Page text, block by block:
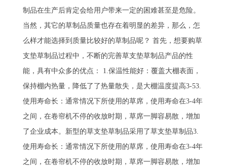
制品在生产后肯定会给用户带来一定的困难甚至是危险。
当然，其它的草制品质量也存在着明显的差异，那么，怎
么样才能选择到质量比较好的草制品呢？ 首先，想要购草
支垫草制品过程中，不断的完善草支垫草制品产品的性
能，具有中众多的优点： 1.保温性能好：覆盖大棚表面，
保持棚内热量，降低了了热量散失，是大棚温度提高3-53.
使用寿命长：通常情况下所使用的草席，使用寿命在3-4年
之间，在卷帘机不停的收放时期，草席一脚容易散，增加
了企业成本。新型的草支垫草制品采用了草支垫草制品3.
使用寿命长：通常情况下所使用的草席，使用寿命在3-4年
之间，在卷帘机不停的收放时期，草席一脚容易散，增加